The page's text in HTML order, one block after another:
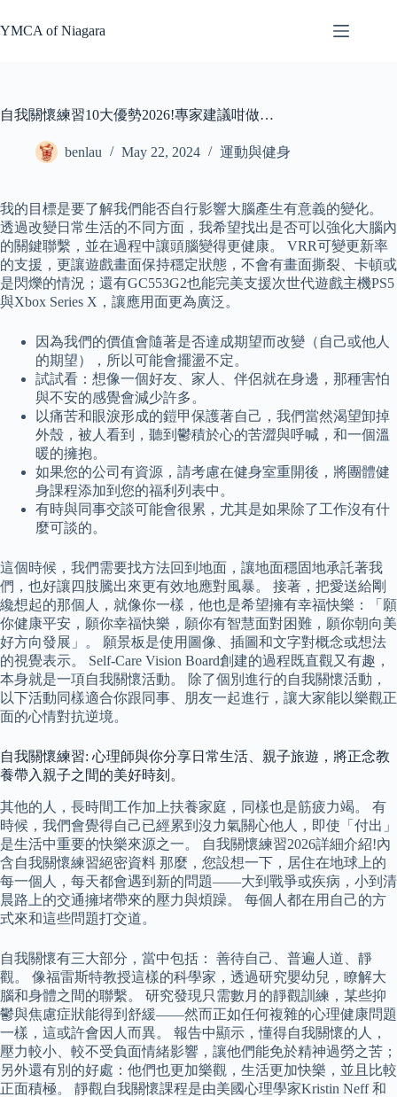
to
content
YMCA of Niagara
自我關懷練習10大優勢2026!專家建議咁做…
benlau May 22, 2024 運動與健身
我的目標是要了解我們能否自行影響大腦產生有意義的變化。
透過改變日常生活的不同方面，我希望找出是否可以強化大腦內
的關鍵聯繫，並在過程中讓頭腦變得更健康。 VRR可變更新率
的支援，更讓遊戲畫面保持穩定狀態，不會有畫面撕裂、卡頓或
是閃爍的情況；還有GC553G2也能完美支援次世代遊戲主機PS5
與Xbox Series X，讓應用面更為廣泛。
因為我們的價值會隨著是否達成期望而改變（自己或他人
的期望），所以可能會擺盪不定。
試試看：想像一個好友、家人、伴侶就在身邊，那種害怕
與不安的感覺會減少許多。
以痛苦和眼淚形成的鎧甲保護著自己，我們當然渴望卸掉
外殼，被人看到，聽到鬱積於心的苦澀與呼喊，和一個溫
暖的擁抱。
如果您的公司有資源，請考慮在健身室重開後，將團體健
身課程添加到您的福利列表中。
有時與同事交談可能會很累，尤其是如果除了工作沒有什
麼可談的。
這個時候，我們需要找方法回到地面，讓地面穩固地承託著我
們，也好讓四肢騰出來更有效地應對風暴。 接著，把愛送給剛
纔想起的那個人，就像你一樣，他也是希望擁有幸福快樂：「願
你健康平安，願你幸福快樂，願你有智慧面對困難，願你朝向美
好方向發展」。 願景板是使用圖像、插圖和文字對概念或想法
的視覺表示。 Self-Care Vision Board創建的過程既直觀又有趣，
本身就是一項自我關懷活動。 除了個別進行的自我關懷活動，
以下活動同樣適合你跟同事、朋友一起進行，讓大家能以樂觀正
面的心情對抗逆境。
自我關懷練習: 心理師與你分享日常生活、親子旅遊，將正念教
養帶入親子之間的美好時刻。
其他的人，長時間工作加上扶養家庭，同樣也是筋疲力竭。 有
時候，我們會覺得自己已經累到沒力氣關心他人，即使「付出」
是生活中重要的快樂來源之一。 自我關懷練習2026詳細介紹!內
含自我關懷練習絕密資料 那麼，您設想一下，居住在地球上的
每一個人，每天都會遇到新的問題——大到戰爭或疾病，小到清
晨路上的交通擁堵帶來的壓力與煩躁。 每個人都在用自己的方
式來和這些問題打交道。
自我關懷有三大部分，當中包括： 善待自己、普遍人道、靜
觀。 像福雷斯特教授這樣的科學家，透過研究嬰幼兒，瞭解大
腦和身體之間的聯繫。 研究發現只需數月的靜觀訓練，某些抑
鬱與焦慮症狀能得到舒緩——然而正如任何複雜的心理健康問題
一樣，這或許會因人而異。 報告中顯示，懂得自我關懷的人，
壓力較小、較不受負面情緒影響，讓他們能免於精神過勞之苦；
另外還有別的好處：他們也更加樂觀，生活更加快樂，並且比較
正面積極。 靜觀自我關懷課程是由美國心理學家Kristin Neff 和